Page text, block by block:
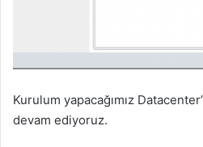
Kurulum yapacağımız
devam ediyoruz.